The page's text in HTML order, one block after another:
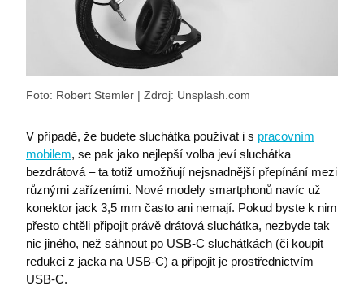
Foto: Robert Stemler | Zdroj: Unsplash.com
V případě, že budete sluchátka používat i s pracovním
mobilem, se pak jako nejlepší volba jeví sluchátka
bezdrátová – ta totiž umožňují nejsnadnější přepínání mezi
různými zařízeními. Nové modely smartphonů navíc už
konektor jack 3,5 mm často ani nemají. Pokud byste k nim
přesto chtěli připojit právě drátová sluchátka, nezbyde tak
nic jiného, než sáhnout po USB-C sluchátkách (či koupit
redukci z jacka na USB-C) a připojit je prostřednictvím
USB-C.
I6BASKETCOUNT
ASPSESSIONID eshop.premocz.eu
sptsubtree eshop.premocz.eu